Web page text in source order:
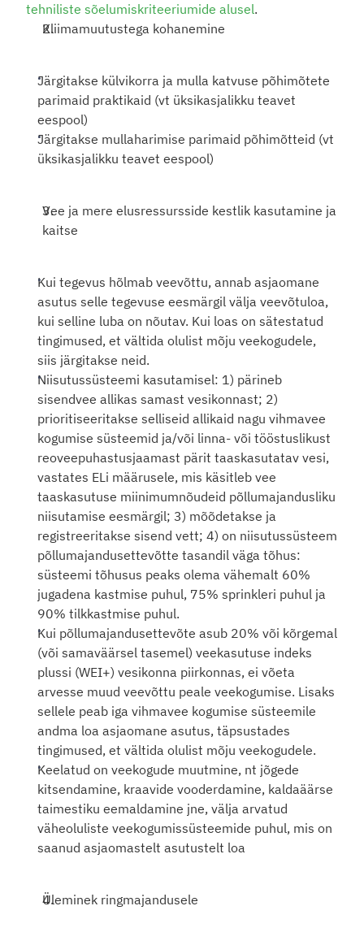
tehniliste sõelumiskriteeriumide alusel.
Kliimamuutustega kohanemine
Järgitakse külvikorra ja mulla katvuse põhimõtete
parimaid praktikaid (vt üksikasjalikku teavet
eespool)
Järgitakse mullaharimise parimaid põhimõtteid (vt
üksikasjalikku teavet eespool)
Vee ja mere elusressursside kestlik kasutamine ja
kaitse
Kui tegevus hõlmab veevõttu, annab asjaomane
asutus selle tegevuse eesmärgil välja veevõtuloa,
kui selline luba on nõutav. Kui loas on sätestatud
tingimused, et vältida olulist mõju veekogudele,
siis järgitakse neid.
Niisutussüsteemi kasutamisel: 1) pärineb
sisendvee allikas samast vesikonnast; 2)
prioritiseeritakse selliseid allikaid nagu vihmavee
kogumise süsteemid ja/või linna- või tööstuslikust
reoveepuhastusjaamast pärit taaskasutatav vesi,
vastates ELi määrusele, mis käsitleb vee
taaskasutuse miinimumnõudeid põllumajandusliku
niisutamise eesmärgil; 3) mõõdetakse ja
registreeritakse sisend vett; 4) on niisutussüsteem
põllumajandusettevõtte tasandil väga tõhus:
süsteemi tõhusus peaks olema vähemalt 60%
jugadena kastmise puhul, 75% sprinkleri puhul ja
90% tilkkastmise puhul.
Kui põllumajandusettevõte asub 20% või kõrgemal
(või samaväärsel tasemel) veekasutuse indeks
plussi (WEI+) vesikonna piirkonnas, ei võeta
arvesse muud veevõttu peale veekogumise. Lisaks
sellele peab iga vihmavee kogumise süsteemile
andma loa asjaomane asutus, täpsustades
tingimused, et vältida olulist mõju veekogudele.
Keelatud on veekogude muutmine, nt jõgede
kitsendamine, kraavide vooderdamine, kaldaäärse
taimestiku eemaldamine jne, välja arvatud
väheoluliste veekogumissüsteemide puhul, mis on
saanud asjaomastelt asutustelt loa
Üleminek ringmajandusele